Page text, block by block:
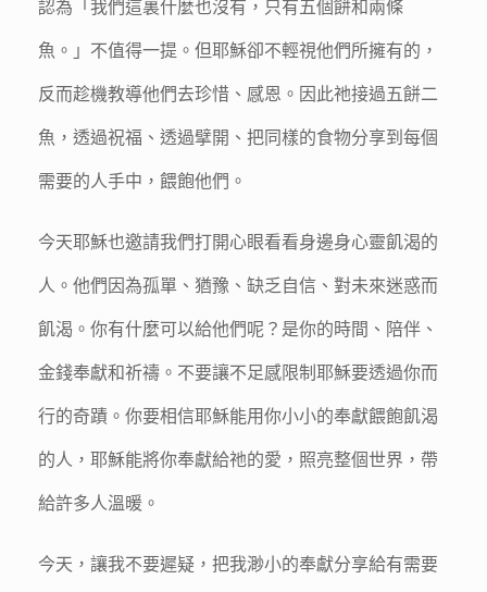
認為「我們這裏什麼也沒有，只有五個餅和兩條
魚。」不值得一提。但耶穌卻不輕視他們所擁有的，
反而趁機教導他們去珍惜、感恩。因此祂接過五餅二
魚，透過祝福、透過擘開、把同樣的食物分享到每個
需要的人手中，餵飽他們。
今天耶穌也邀請我們打開心眼看看身邊身心靈飢渴的
人。他們因為孤單、猶豫、缺乏自信、對未來迷惑而
飢渴。你有什麼可以給他們呢？是你的時間、陪伴、
金錢奉獻和祈禱。不要讓不足感限制耶穌要透過你而
行的奇蹟。你要相信耶穌能用你小小的奉獻餵飽飢渴
的人，耶穌能將你奉獻給祂的愛，照亮整個世界，帶
給許多人溫暖。
今天，讓我不要遲疑，把我渺小的奉獻分享給有需要